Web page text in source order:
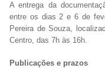
A entrega da
entre os dias 2 e 6 de
Pereira de Souza,
Centro, das 7h às 16h.
Publicações e prazos